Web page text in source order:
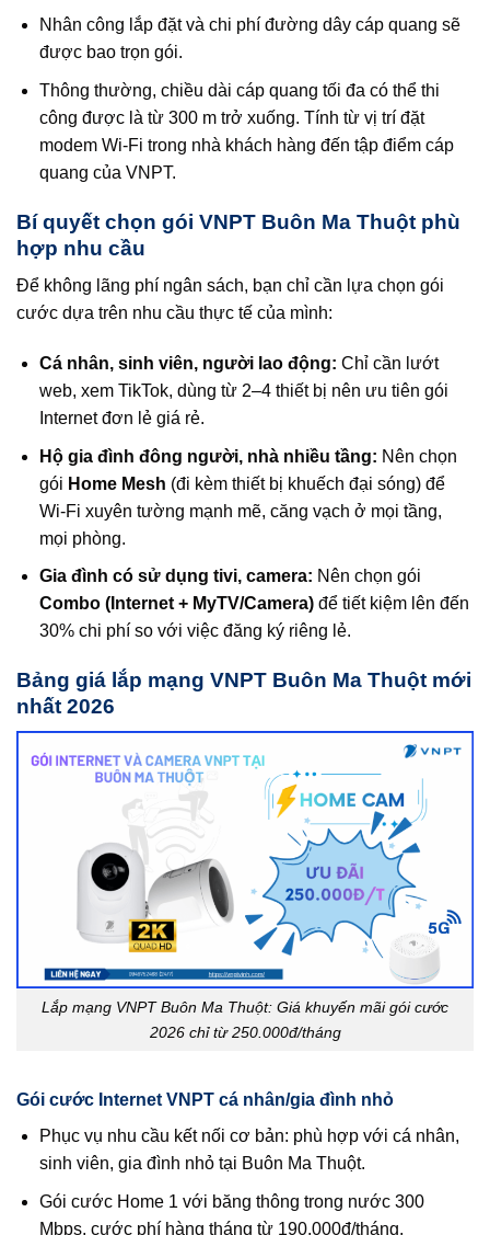
Nhân công lắp đặt và chi phí đường dây cáp quang sẽ
được bao trọn gói.
Thông thường, chiều dài cáp quang tối đa có thể thi
công được là từ 300 m trở xuống. Tính từ vị trí đặt
modem Wi‑Fi trong nhà khách hàng đến tập điểm cáp
quang của VNPT.
Bí quyết chọn gói VNPT Buôn Ma Thuột phù
hợp nhu cầu
Để không lãng phí ngân sách, bạn chỉ cần lựa chọn gói
cước dựa trên nhu cầu thực tế của mình:
Cá nhân, sinh viên, người lao động: Chỉ cần lướt
web, xem TikTok, dùng từ 2–4 thiết bị nên ưu tiên gói
Internet đơn lẻ giá rẻ.
Hộ gia đình đông người, nhà nhiều tầng: Nên chọn
gói Home Mesh (đi kèm thiết bị khuếch đại sóng) để
Wi-Fi xuyên tường mạnh mẽ, căng vạch ở mọi tầng,
mọi phòng.
Gia đình có sử dụng tivi, camera: Nên chọn gói
Combo (Internet + MyTV/Camera)để tiết kiệm lên đến
30% chi phí so với việc đăng ký riêng lẻ.
Bảng giá lắp mạng VNPT Buôn Ma Thuột mới
nhất 2026
Lắp mạng VNPT Buôn Ma Thuột: Giá khuyến mãi gói cước
2026 chỉ từ 250.000đ/tháng
Gói cước Internet VNPT cá nhân/gia đình nhỏ
Phục vụ nhu cầu kết nối cơ bản: phù hợp với cá nhân,
sinh viên, gia đình nhỏ tại Buôn Ma Thuột.
Gói cước Home 1 với băng thông trong nước 300
Mbps, cước phí hàng tháng từ 190.000đ/tháng.